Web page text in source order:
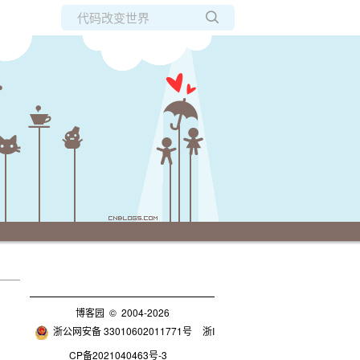
所有博客
博客园 © 2004-2026
浙公网安备 33010602011771号
浙I
CP备2021040463号-3